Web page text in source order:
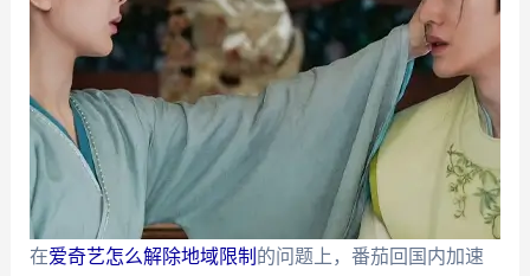
在爱奇艺怎么解除地域限制的问题上，番茄回国内加速